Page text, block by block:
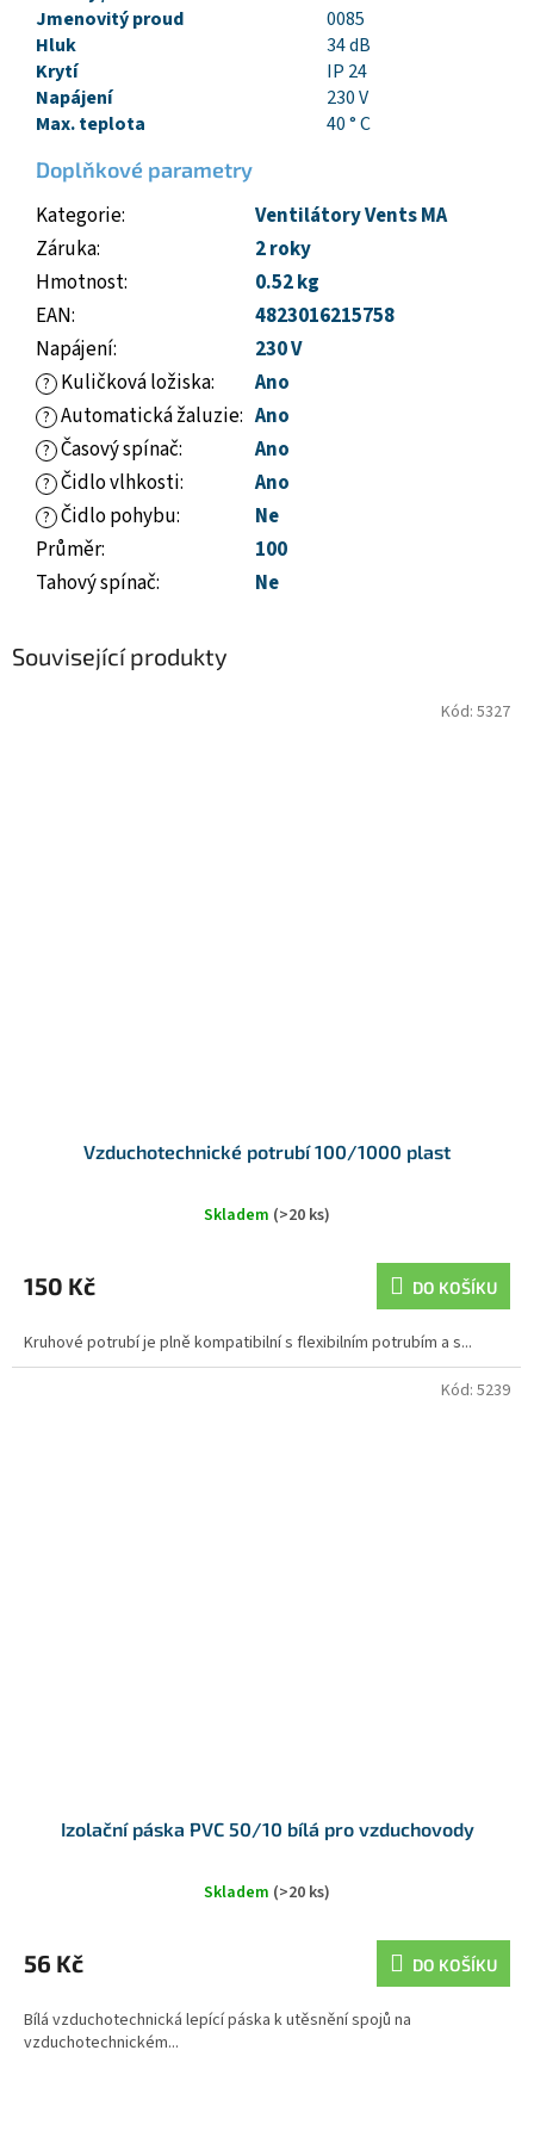
Jmenovitý proud
0085
Hluk
34 dB
Krytí
IP 24
Napájení
230 V
Max. teplota
40 ° C
Doplňkové parametry
Kategorie:
Ventilátory Vents MA
Záruka:
2 roky
Hmotnost:
0.52 kg
EAN:
4823016215758
Napájení: 230 V
? Kuličková ložiska: Ano
? Automatická žaluzie: Ano
? Časový spínač: Ano
? Čidlo vlhkosti: Ano
? Čidlo pohybu:
Ne
Průměr:
100
Tahový spínač: Ne
Související produkty
Vzduchotechnické potrubí 100/1000 plast
Skladem (>20 ks)
150 Kč DO KOŠÍKU
Kruhové potrubí je plně kompatibilní s flexibilním potrubím a s...
Kód: 5327
Izolační páska PVC 50/10 bílá pro vzduchovody
Skladem (>20 ks)
56 Kč DO KOŠÍKU
Bílá vzduchotechnická lepící páska k utěsnění spojů na
vzduchotechnickém...
Kód: 5239